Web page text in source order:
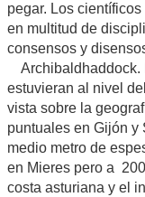
pegar. Los
en multitud de
consensos y
Archibaldhaddock.
estuvieran al nivel
vista sobre la
puntuales en Gijón y
medio metro de
en Mieres pero a
costa asturiana y el